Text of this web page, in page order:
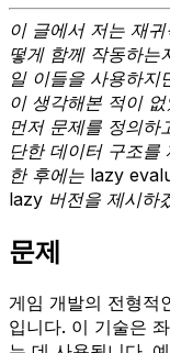
이 글에서 저는 재
떻게 함께 작동하는
일 이들을 사용하지
이 생각해본 적이 없
먼저 문제를 정의하
단한 데이터 구조를
한 후에는 lazy
lazy 버전을 제시하
문제
게임 개발의 전형
입니다. 이 기술은